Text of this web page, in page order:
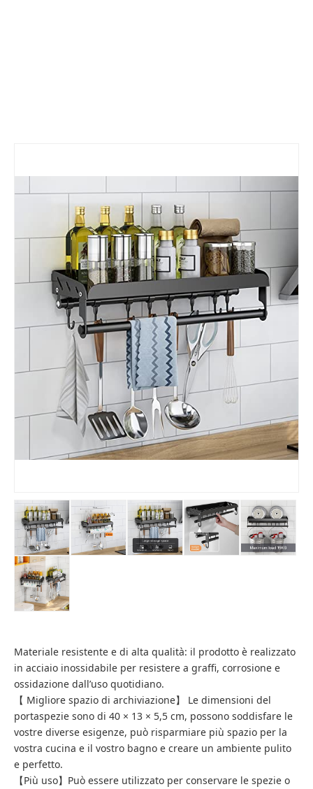
Materiale resistente e di alta qualità: il prodotto è realizzato
in acciaio inossidabile per resistere a graffi, corrosione e
ossidazione dall’uso quotidiano.
【 Migliore spazio di archiviazione】 Le dimensioni del
portaspezie sono di 40 × 13 × 5,5 cm, possono soddisfare le
vostre diverse esigenze, può risparmiare più spazio per la
vostra cucina e il vostro bagno e creare un ambiente pulito
e perfetto.
【Più uso】Può essere utilizzato per conservare le spezie o